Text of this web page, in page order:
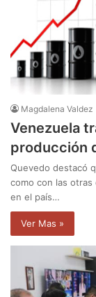
Magdalena Valdez
Venezuela
producción
Quevedo destacó
como con las
en el país…
Ver Mas »